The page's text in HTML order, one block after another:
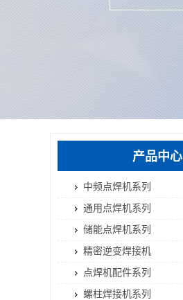
产品中心
中频点焊机系列
通用点焊机系列
储能点焊机系列
精密逆变焊接机
点焊机配件系列
螺柱焊接机系列